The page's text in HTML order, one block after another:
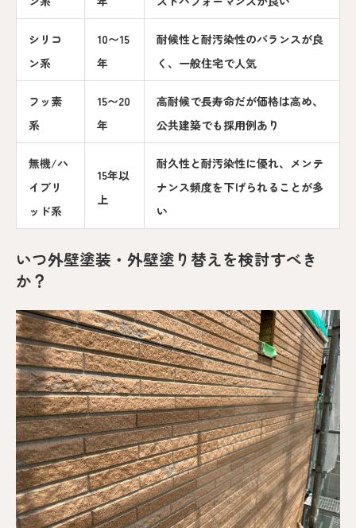
シリコ
ン系
10〜15
年
耐候性と耐汚染性のバランスが良
く、一般住宅で人気
フッ素
系
15〜20
年
高耐候で長寿命だが価格は高め、
公共建築でも採用例あり
無機/ハ
イブリ
ッド系
15年以
上
耐久性と耐汚染性に優れ、メンテ
ナンス頻度を下げられることが多
い
いつ外壁塗装・外壁塗り替えを検討すべき
か？